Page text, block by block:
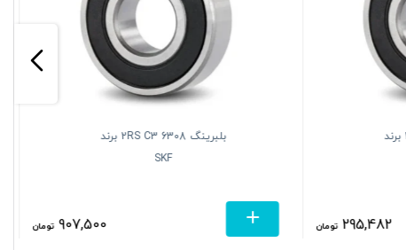
بلبرینگ 6205 2RS C3 برند
295,482 تومان
بلبرینگ 6308 2RS C3 برند
SKF
907,500 تومان